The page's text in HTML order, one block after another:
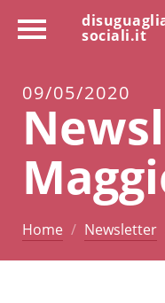
sociali.it
09/05/2020
Home Newsletter